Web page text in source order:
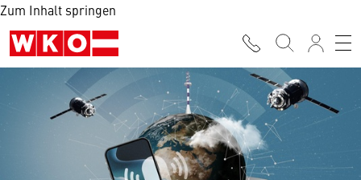
Zum Inhalt springen